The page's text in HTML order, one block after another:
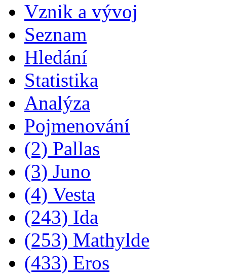
Vznik a vývoj
Seznam
Hledání
Statistika
Analýza
Pojmenování
(2) Pallas
(3) Juno
(4) Vesta
(243) Ida
(253) Mathylde
(433) Eros